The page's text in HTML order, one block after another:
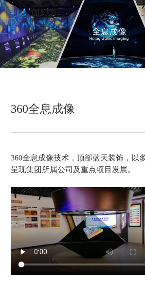
360全息成像
360全息成像技术，顶部蓝天装饰，以
呈现集团所属公司及重点项目发展。